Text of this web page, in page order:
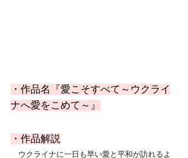
・作品名『愛こそすべて～ウクライ
ナへ愛をこめて～』
・作品解説
ウクライナに一日も早い愛と平和が訪れるよ